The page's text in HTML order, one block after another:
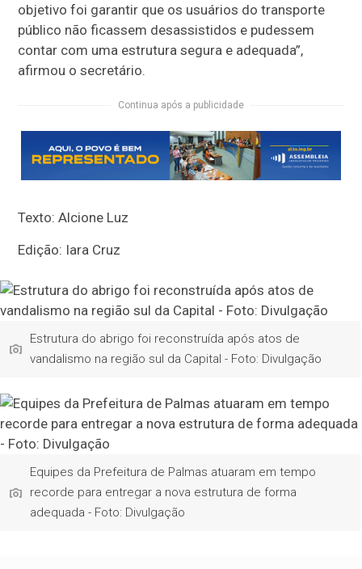
objetivo foi garantir que os usuários do transporte
público não ficassem desassistidos e pudessem
contar com uma estrutura segura e adequada”,
afirmou o secretário.
Continua após a publicidade
Texto: Alcione Luz
Edição: Iara Cruz
Estrutura do abrigo foi reconstruída após atos de
vandalismo na região sul da Capital - Foto: Divulgação
Equipes da Prefeitura de Palmas atuaram em tempo
recorde para entregar a nova estrutura de forma
adequada - Foto: Divulgação